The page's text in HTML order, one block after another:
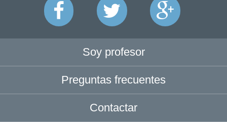
Soy profesor
Preguntas frecuentes
Contactar